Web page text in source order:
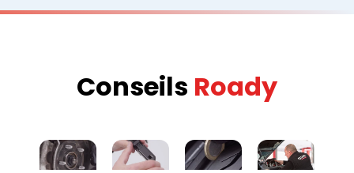
Conseils Roady